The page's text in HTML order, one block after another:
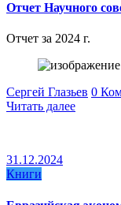
Отчет Научного
Отчет за 2024 г.
Сергей Глазьев 0
Читать далее
31.12.2024
Книги